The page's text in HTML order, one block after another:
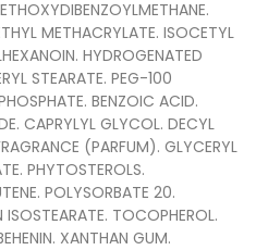
METHACRYLATE. ISOCETYL
HYDROGENATED
STEARATE. PEG-100
BENZOIC ACID.
CAPRYLYL GLYCOL. DECYL
(PARFUM). GLYCERYL
PHYTOSTEROLS.
POLYSORBATE 20.
ISOSTEARATE. TOCOPHEROL.
XANTHAN GUM.